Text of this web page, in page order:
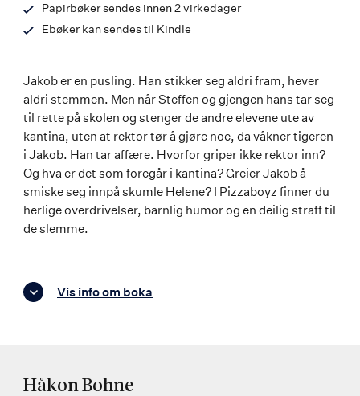
Papirbøker sendes innen 2 virkedager
Ebøker kan sendes til Kindle
Jakob er en pusling. Han stikker seg aldri fram, hever
aldri stemmen. Men når Steffen og gjengen hans tar seg
til rette på skolen og stenger de andre elevene ute av
kantina, uten at rektor tør å gjøre noe, da våkner tigeren
i Jakob. Han tar affære. Hvorfor griper ikke rektor inn?
Og hva er det som foregår i kantina? Greier Jakob å
smiske seg innpå skumle Helene? I Pizzaboyz finner du
herlige overdrivelser, barnlig humor og en deilig straff til
de slemme.
Vis info om boka
Håkon Bohne